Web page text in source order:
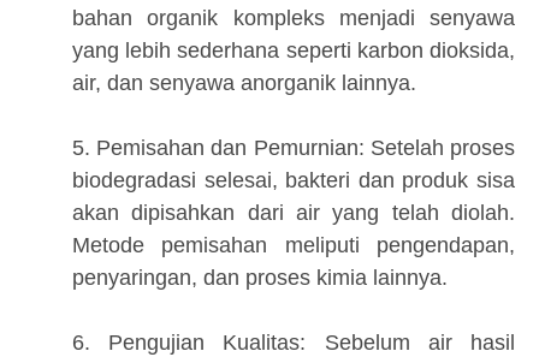
bahan organik kompleks menjadi senyawa
yang lebih sederhana seperti karbon dioksida,
air, dan senyawa anorganik lainnya.
5. Pemisahan dan Pemurnian: Setelah proses
biodegradasi selesai, bakteri dan produk sisa
akan dipisahkan dari air yang telah diolah.
Metode pemisahan meliputi pengendapan,
penyaringan, dan proses kimia lainnya.
6. Pengujian Kualitas: Sebelum air hasil